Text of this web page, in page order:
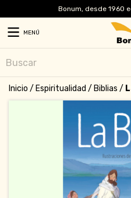
Bonum, desde 1960
MENÚ
Inicio / Espiritualidad / Biblias /